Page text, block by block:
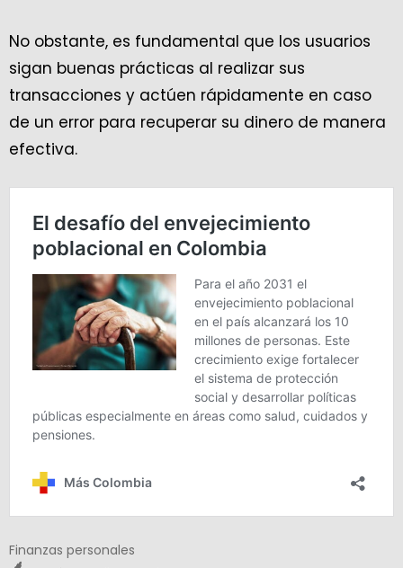
No obstante, es fundamental que los usuarios
sigan buenas prácticas al realizar sus
transacciones y actúen rápidamente en caso
de un error para recuperar su dinero de manera
efectiva.
Finanzas personales